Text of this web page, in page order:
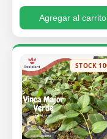
Agregar al carrito
STOCK